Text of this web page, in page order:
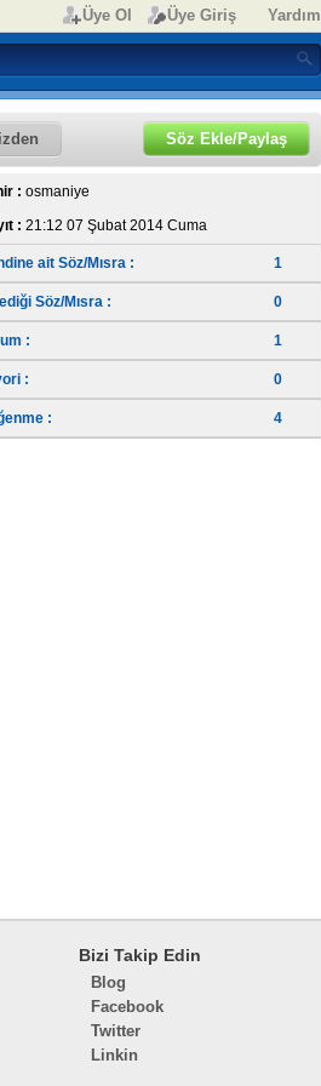
Üye Ol Üye Giriş Yardım
Söz Ekle/Paylaş
: osmaniye
: 21:12 07 Şubat 2014 Cuma
ait Söz/Mısra : 1
Söz/Mısra : 0
: 1
: 0
: 4
Bizi Takip Edin
Blog
Facebook
Twitter
Linkin